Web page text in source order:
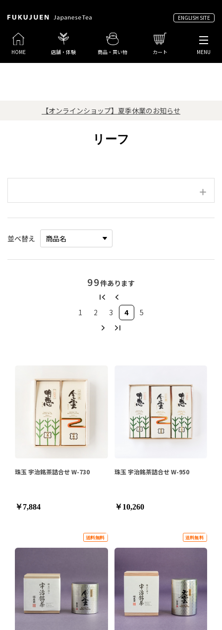
ENGLISH SITE
HOME 店舗・体験 商品・買い物 カート MENU
【オンラインショップ】夏季休業のお知らせ
リーフ
並べ替え
99件あります
1 2 3 4 5
珠玉 宇治銘茶詰合せ W-730
￥7,884
珠玉 宇治銘茶詰合せ W-950
￥10,260